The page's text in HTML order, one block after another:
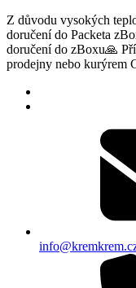
Z důvodu vysokých
doručení do Packeta
doručení do zBoxu🙏
prodejny nebo kurýrem